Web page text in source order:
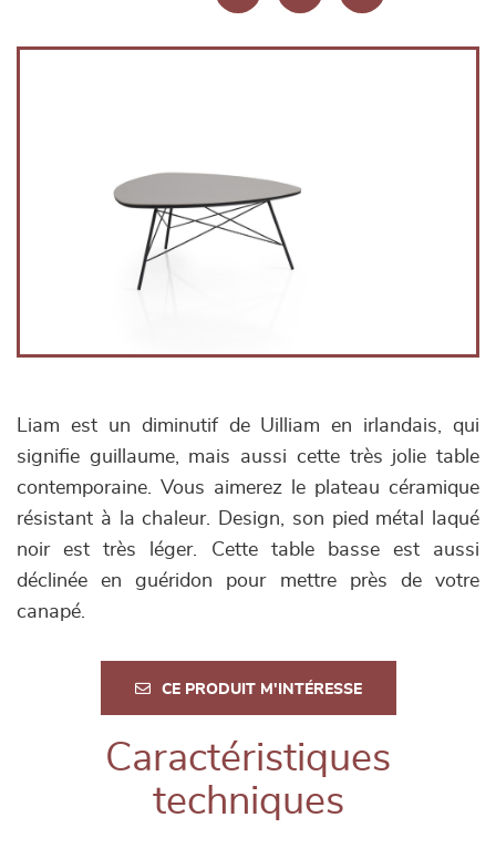
chambres et dressing
Liam est un diminutif de Uilliam en irlandais, qui
signifie guillaume, mais aussi cette très jolie table
contemporaine. Vous aimerez le plateau céramique
résistant à la chaleur. Design, son pied métal laqué
noir est très léger. Cette table basse est aussi
déclinée en guéridon pour mettre près de votre
canapé.
CE PRODUIT M'INTÉRESSE
Caractéristiques
techniques